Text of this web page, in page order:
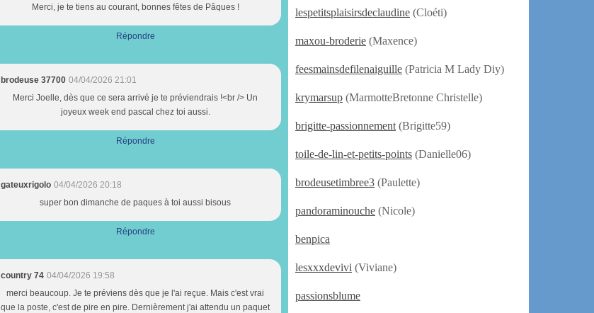
Merci, je te tiens au courant, bonnes fêtes de Pâques !
Répondre
brodeuse 37700 04/04/2026 21:01
Merci Joelle, dès que ce sera arrivé je te préviendrais !<br /> Un
joyeux week end pascal chez toi aussi.
Répondre
gateuxrigolo 04/04/2026 20:18
super bon dimanche de paques à toi aussi bisous
Répondre
country 74 04/04/2026 19:58
merci beaucoup. Je te préviens dès que je l'ai reçue. Mais c'est vrai
que la poste, c'est de pire en pire. Dernièrement j'ai attendu un paquet
lespetitsplaisirsdeclaudine (Cloéti)
maxou-broderie (Maxence)
feesmainsdefilenaiguille (Patricia M Lady Diy)
krymarsup (MarmotteBretonne Christelle)
brigitte-passionnement (Brigitte59)
toile-de-lin-et-petits-points (Danielle06)
brodeusetimbree3 (Paulette)
pandoraminouche (Nicole)
benpica
lesxxxdevivi (Viviane)
passionsblume